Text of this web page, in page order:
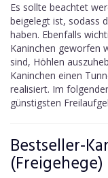
Es sollte beachtet
beigelegt ist, sodass
haben. Ebenfalls
Kaninchen geworfen
sind, Höhlen
Kaninchen einen
realisiert. Im
günstigsten
Bestseller-
(Freigehege)